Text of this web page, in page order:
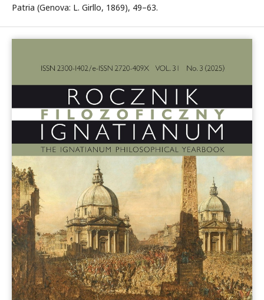
Patria (Genova: L. Girllo, 1869), 49–63.